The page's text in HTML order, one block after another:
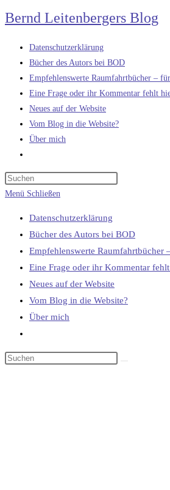
Zum
Inhalt
springen
Bernd Leitenbergers Blog
Datenschutzerklärung
Bücher des Autors bei BOD
Empfehlenswerte Raumfahrtbücher –
Eine Frage oder ihr Kommentar fehlt
Neues auf der Website
Vom Blog in die Website?
Über mich
umschalten
Menü Schließen
Datenschutzerklärung
Bücher des Autors bei BOD
Empfehlenswerte Raumfahrtbücher
Eine Frage oder ihr Kommentar
Neues auf der Website
Vom Blog in die Website?
Über mich
umschalten